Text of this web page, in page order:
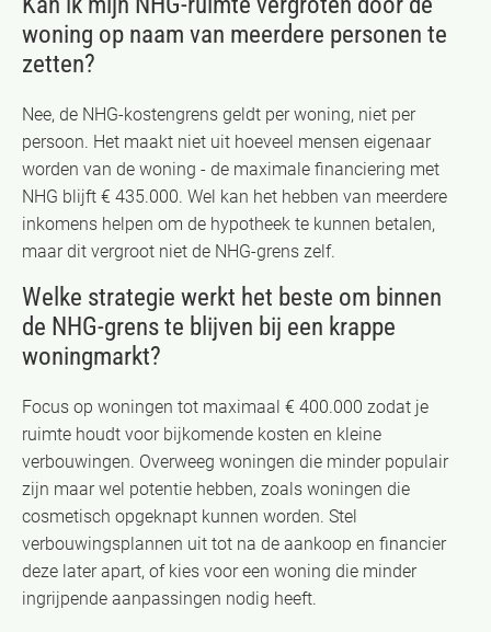
woning op naam van meerdere personen te
zetten?
Nee, de NHG-kostengrens geldt per woning, niet per
persoon. Het maakt niet uit hoeveel mensen eigenaar
worden van de woning - de maximale financiering met
NHG blijft € 435.000. Wel kan het hebben van meerdere
inkomens helpen om de hypotheek te kunnen betalen,
maar dit vergroot niet de NHG-grens zelf.
Welke strategie werkt het beste om binnen
de NHG-grens te blijven bij een krappe
woningmarkt?
Focus op woningen tot maximaal € 400.000 zodat je
ruimte houdt voor bijkomende kosten en kleine
verbouwingen. Overweeg woningen die minder populair
zijn maar wel potentie hebben, zoals woningen die
cosmetisch opgeknapt kunnen worden. Stel
verbouwingsplannen uit tot na de aankoop en financier
deze later apart, of kies voor een woning die minder
ingrijpende aanpassingen nodig heeft.